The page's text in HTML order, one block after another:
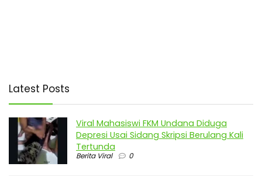
Latest Posts
Viral Mahasiswi FKM Undana Diduga
Depresi Usai Sidang Skripsi Berulang Kali
Tertunda
Berita Viral 0